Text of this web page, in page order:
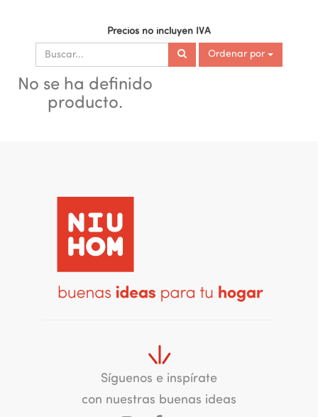
Precios no incluyen IVA
Ordenar por
No se ha definido
producto.
Síguenos e inspírate
con nuestras buenas ideas